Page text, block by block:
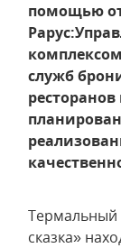
помощью
служб
Термальный
сказка»